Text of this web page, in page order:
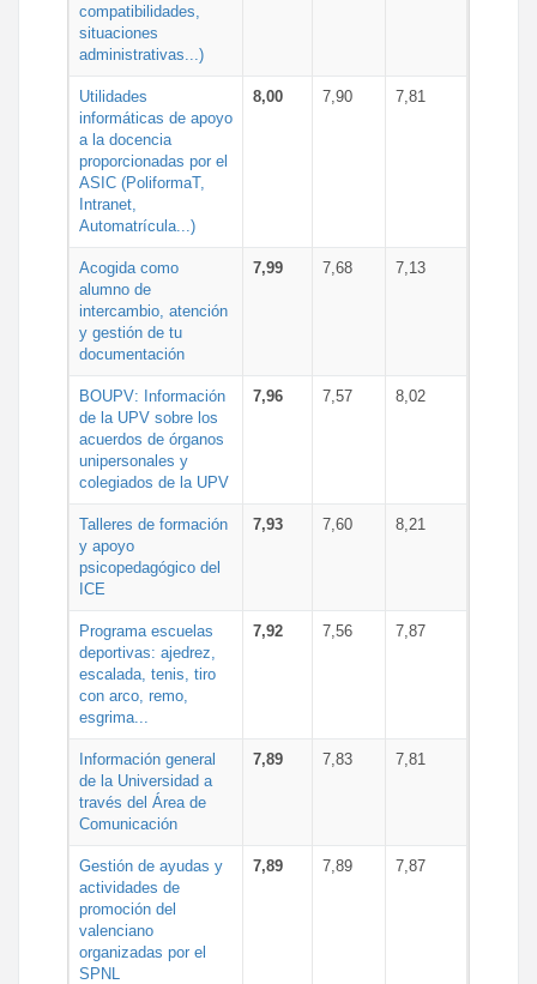
compatibilidades,
situaciones
administrativas...)
Utilidades
informáticas de apoyo
a la docencia
proporcionadas por el
ASIC (PoliformaT,
Intranet,
Automatrícula...)
8,00 7,90 7,81
Acogida como
alumno de
intercambio, atención
y gestión de tu
documentación
7,99 7,68 7,13
BOUPV: Información
de la UPV sobre los
acuerdos de órganos
unipersonales y
colegiados de la UPV
7,96 7,57 8,02
Talleres de formación
y apoyo
psicopedagógico del
ICE
7,93 7,60 8,21
Programa escuelas
deportivas: ajedrez,
escalada, tenis, tiro
con arco, remo,
esgrima...
7,92 7,56 7,87
Información general
de la Universidad a
través del Área de
Comunicación
7,89 7,83 7,81
Gestión de ayudas y
actividades de
promoción del
valenciano
organizadas por el
SPNL
7,89 7,89 7,87